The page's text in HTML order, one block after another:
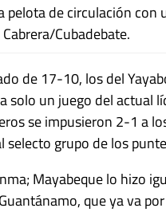
pelota de circulación
Cubadebate.
de 17-10, los del
solo un juego del actual
se impusieron 2-1 a
selecto grupo de los
Mayabeque lo hizo
que ya va